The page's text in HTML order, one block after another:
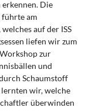
Die
führte am
auf der ISS
liefen wir zum
zur
und
Schaumstoff
wir, welche
überwinden